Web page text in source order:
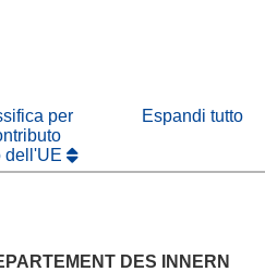
per
dell'UE
Espandi tutto
DES INNERN